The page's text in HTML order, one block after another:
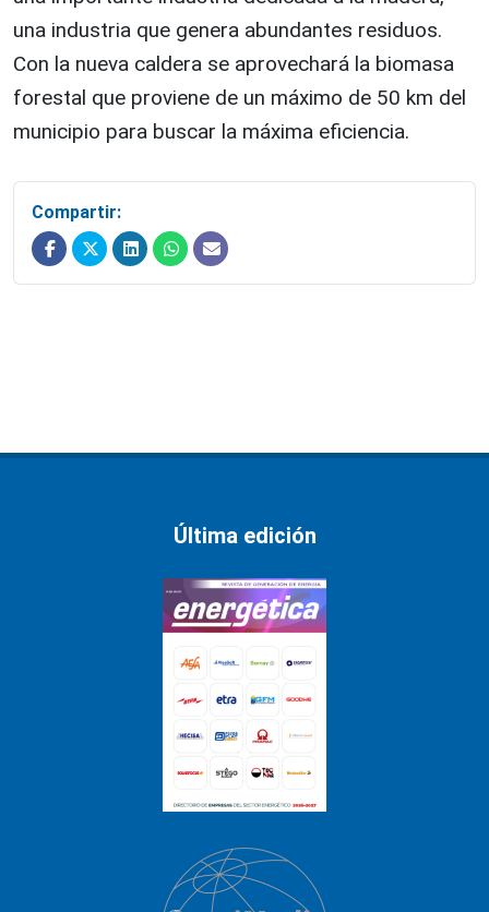
una industria que genera abundantes residuos.
Con la nueva caldera se aprovechará la biomasa
forestal que proviene de un máximo de 50 km del
municipio para buscar la máxima eficiencia.
Compartir:
Última edición